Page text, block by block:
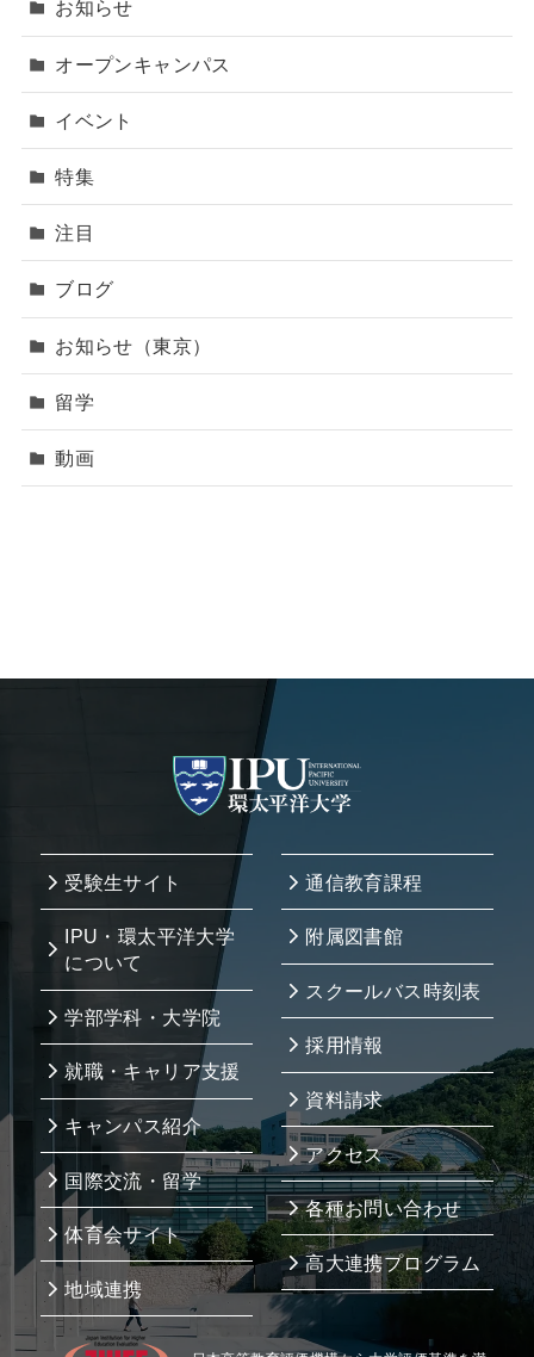
お知らせ
オープンキャンパス
イベント
特集
注目
ブログ
お知らせ（東京）
留学
動画
受験生サイト
IPU・環太平洋大学
について
学部学科・大学院
就職・キャリア支援
キャンパス紹介
国際交流・留学
体育会サイト
地域連携
通信教育課程
附属図書館
スクールバス時刻表
採用情報
資料請求
アクセス
各種お問い合わせ
高大連携プログラム